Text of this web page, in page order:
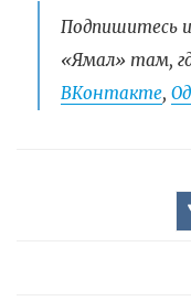
Подпишитесь
«Ямал» там,
ВКонтакте,